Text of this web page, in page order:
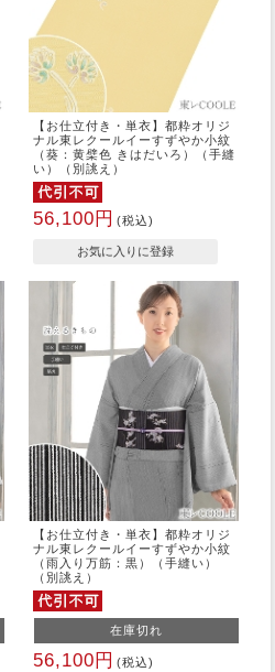
【お仕立付き・単衣】都粋オリジ
ナル東レクールイーすずやか小紋
（葵：黄檗色 きはだいろ）（手縫
い）（別誂え）
56,100円 (税込)
【お仕立付き・単衣】都粋オリジ
ナル東レクールイーすずやか小紋
（雨入り万筋：黒）（手縫い）
（別誂え）
在庫切れ
56,100円 (税込)